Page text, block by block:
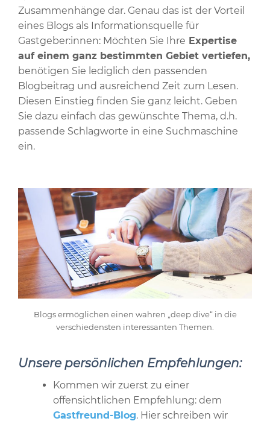
Zusammenhänge dar. Genau das ist der Vorteil
eines Blogs als Informationsquelle für
Gastgeber:innen: Möchten Sie Ihre Expertise
auf einem ganz bestimmten Gebiet vertiefen,
benötigen Sie lediglich den passenden
Blogbeitrag und ausreichend Zeit zum Lesen.
Diesen Einstieg finden Sie ganz leicht. Geben
Sie dazu einfach das gewünschte Thema, d.h.
passende Schlagworte in eine Suchmaschine
ein.
Blogs ermöglichen einen wahren „deep dive“ in die
verschiedensten interessanten Themen.
Unsere persönlichen Empfehlungen:
Kommen wir zuerst zu einer
offensichtlichen Empfehlung: dem
Gastfreund-Blog. Hier schreiben wir